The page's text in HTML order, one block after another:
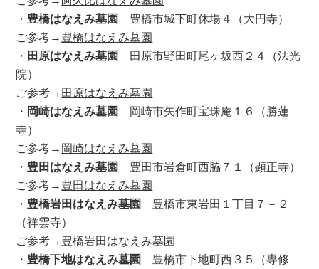
・ 豊橋はなえみ墓園 豊橋市城下町休場４（大円寺）
ご参考→ 豊橋はなえみ墓園
・ 田原はなえみ墓園 田原市野田町尾ヶ坂西２４（法光
院）
ご参考→ 田原はなえみ墓園
・ 岡崎はなえみ墓園 岡崎市矢作町宝珠庵１６（勝蓮
寺）
ご参考→ 岡崎はなえみ墓園
・ 豊田はなえみ墓園 豊田市岩倉町西脇７１（顕正寺）
ご参考→ 豊田はなえみ墓園
・ 豊橋岩田はなえみ墓園 豊橋市東岩田１丁目７－２
（祥雲寺）
ご参考→ 豊橋岩田はなえみ墓園
・ 豊橋下地はなえみ墓園 豊橋市下地町西３５（専修